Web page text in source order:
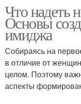
Что надеть
Основы
имиджа
Собираясь на
в отличие от
целом. Поэтому
аспекты